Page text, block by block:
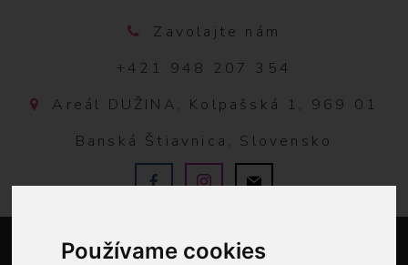
Používame cookies
Zavolajte nám
+421 948 207 354
Areál DUŽINA, Kolpašská 1, 969 01
Banská Štiavnica, Slovensko